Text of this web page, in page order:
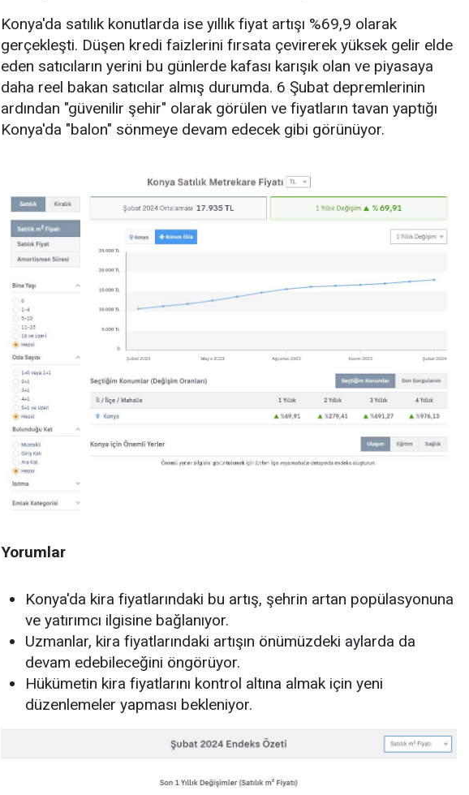
Konya'da satılık konutlarda ise yıllık fiyat artışı %69,9 olarak
gerçekleşti. Düşen kredi faizlerini fırsata çevirerek yüksek gelir elde
eden satıcıların yerini bu günlerde kafası karışık olan ve piyasaya
daha reel bakan satıcılar almış durumda. 6 Şubat depremlerinin
ardından "güvenilir şehir" olarak görülen ve fiyatların tavan yaptığı
Konya'da "balon" sönmeye devam edecek gibi görünüyor.
Yorumlar
Konya'da kira fiyatlarındaki bu artış, şehrin artan popülasyonuna
ve yatırımcı ilgisine bağlanıyor.
Uzmanlar, kira fiyatlarındaki artışın önümüzdeki aylarda da
devam edebileceğini öngörüyor.
Hükümetin kira fiyatlarını kontrol altına almak için yeni
düzenlemeler yapması bekleniyor.